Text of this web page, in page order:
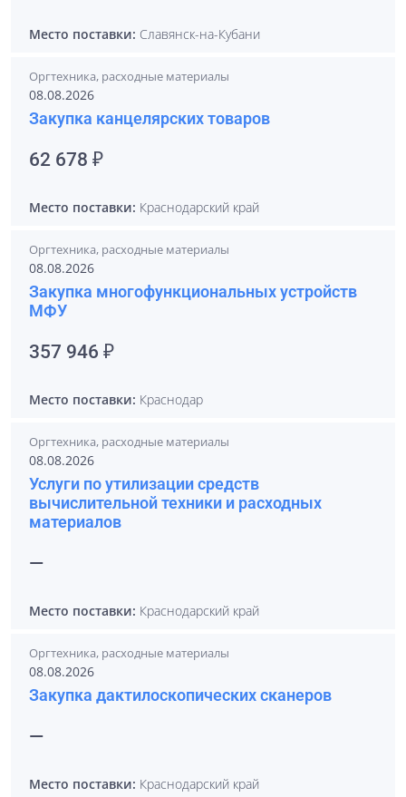
Место поставки: Славянск-на-Кубани
Оргтехника, расходные материалы
08.08.2026
Закупка канцелярских товаров
62 678 ₽
Место поставки: Краснодарский край
Оргтехника, расходные материалы
08.08.2026
Закупка многофункциональных устройств
МФУ
357 946 ₽
Место поставки: Краснодар
Оргтехника, расходные материалы
08.08.2026
Услуги по утилизации средств
вычислительной техники и расходных
материалов
—
Место поставки: Краснодарский край
Оргтехника, расходные материалы
08.08.2026
Закупка дактилоскопических сканеров
—
Место поставки: Краснодарский край